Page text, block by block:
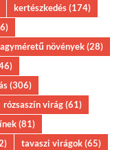
kertészkedés(174)
növények(28)
(306)
rózsaszín virág(61)
(81)
tavaszi virágok(65)